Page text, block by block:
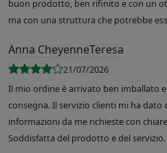
buon prodotto, ben rifinito e con un
ma con una struttura che potrebbe
Anna CheyenneTeresa
21/07/2026
Il mio ordine è arrivato ben imballato
consegna. Il servizio clienti mi ha
informazioni da me richieste con
Soddisfatta del prodotto e del servizio.